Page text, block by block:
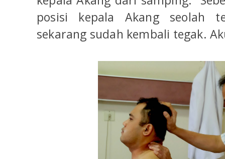
posisi kepala Akang seolah
sekarang sudah kembali tegak.